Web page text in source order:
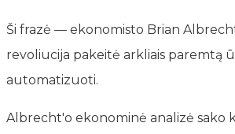
Ši frazė — ekonomisto Brian
revoliucija pakeitė arkliais paremtą
automatizuoti.
Albrecht'o ekonominė analizė sako